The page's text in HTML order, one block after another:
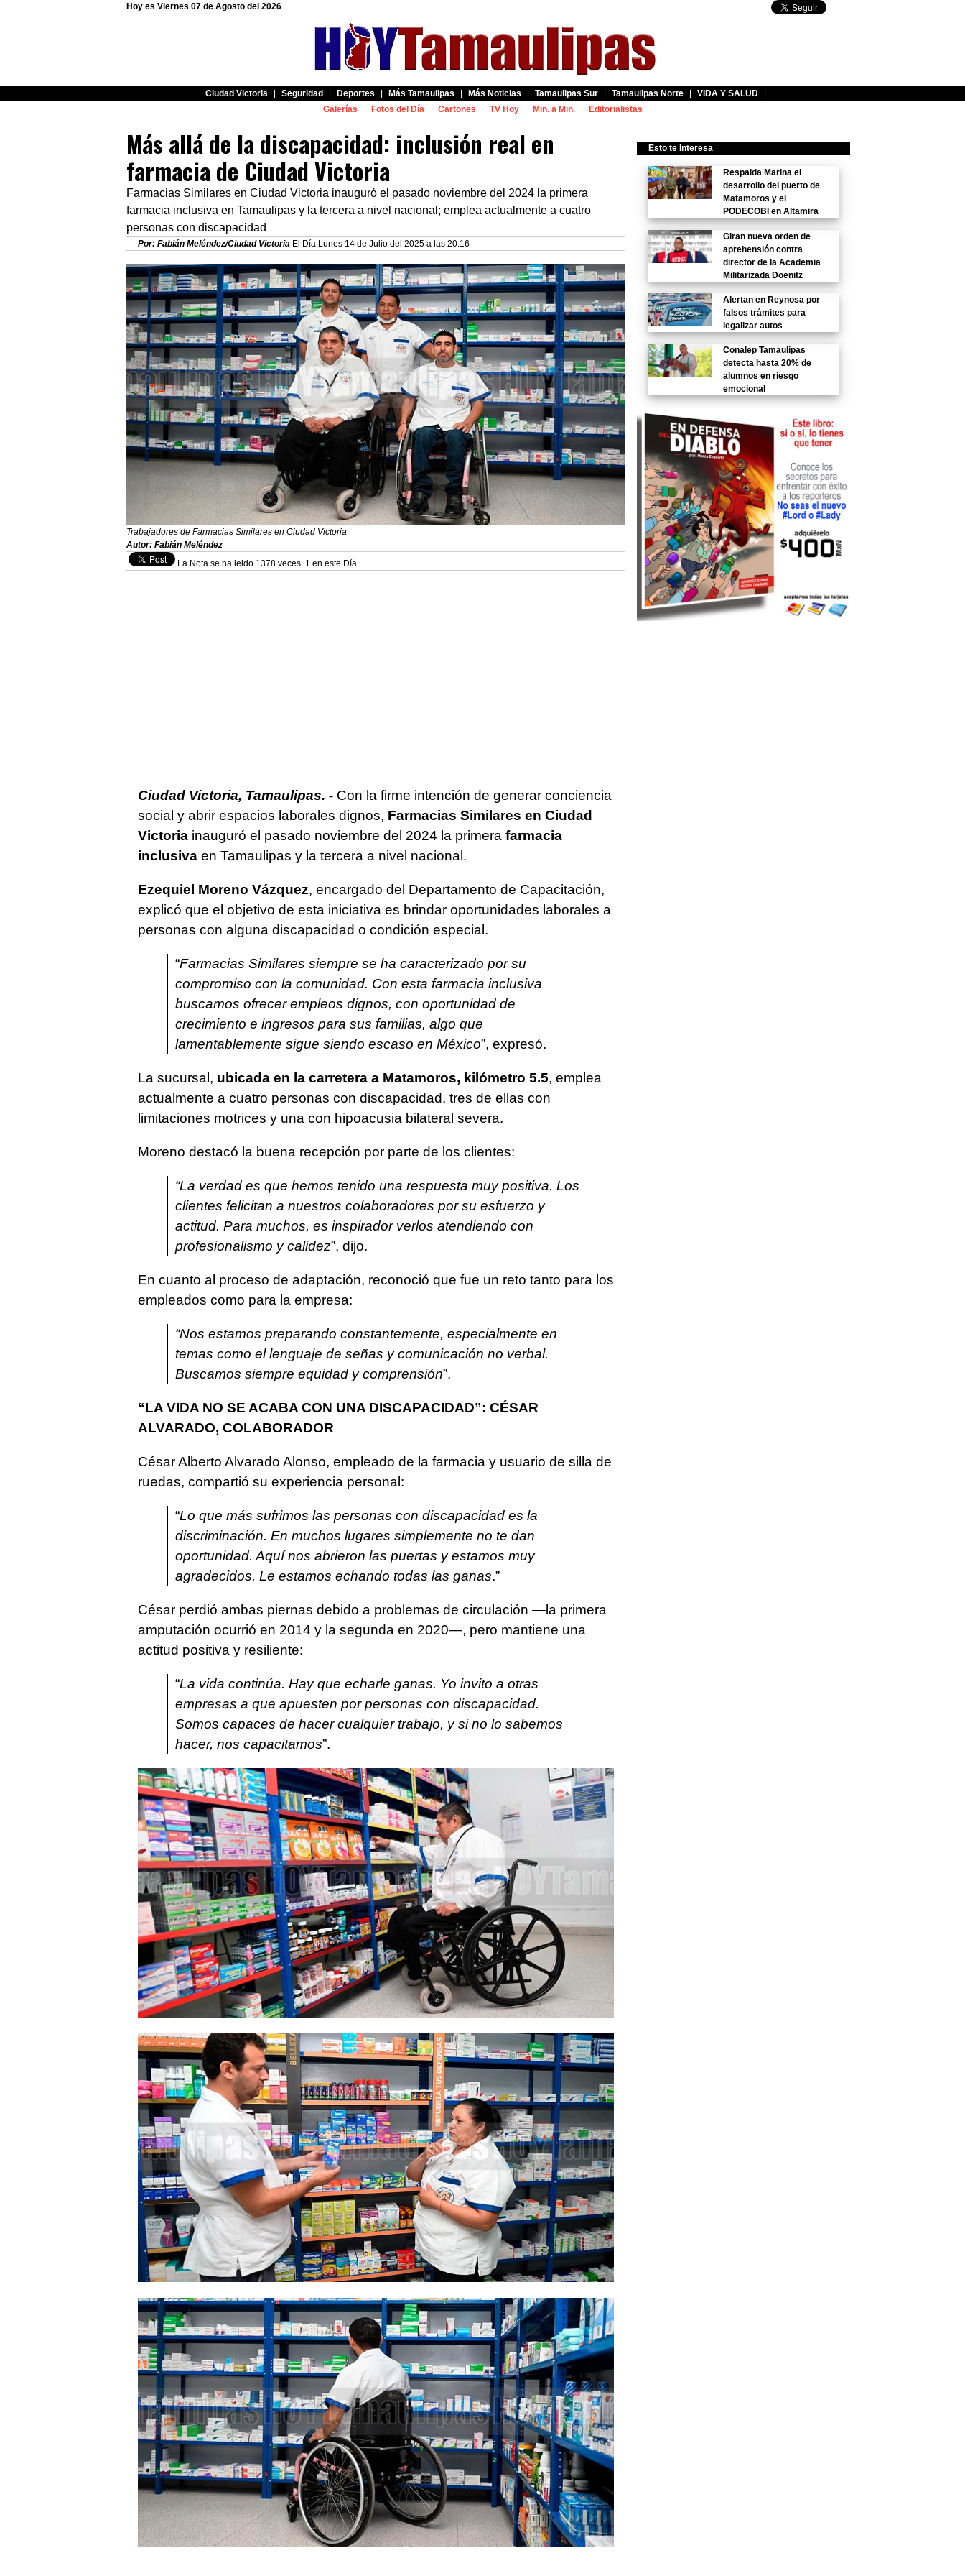
Hoy es Viernes 07 de Agosto del 2026
Ciudad Victoria Seguridad Deportes Más Tamaulipas Más Noticias Tamaulipas Sur Tamaulipas Norte VIDA Y SALUD
Galerías
Fotos del Día Cartones TV Hoy Min. a Min. Editorialistas
Más allá de la discapacidad: inclusión real en
farmacia de Ciudad Victoria
Farmacias Similares en Ciudad Victoria inauguró el pasado noviembre del 2024 la primera
farmacia inclusiva en Tamaulipas y la tercera a nivel nacional; emplea actualmente a cuatro
personas con discapacidad
Por: Fabián Meléndez/Ciudad Victoria El Día Lunes 14 de Julio del 2025 a las 20:16
Trabajadores de Farmacias Similares en Ciudad Victoria
Autor: Fabián Meléndez
La Nota se ha leido 1378 veces. 1 en este Día.
Ciudad Victoria, Tamaulipas. - Con la firme intención de generar conciencia
social y abrir espacios laborales dignos, Farmacias Similares en Ciudad
Victoria inauguró el pasado noviembre del 2024 la primera farmacia
inclusiva en Tamaulipas y la tercera a nivel nacional.
Ezequiel Moreno Vázquez, encargado del Departamento de Capacitación,
explicó que el objetivo de esta iniciativa es brindar oportunidades laborales a
personas con alguna discapacidad o condición especial.
“Farmacias Similares siempre se ha caracterizado por su
compromiso con la comunidad. Con esta farmacia inclusiva
buscamos ofrecer empleos dignos, con oportunidad de
crecimiento e ingresos para sus familias, algo que
lamentablemente sigue siendo escaso en México”, expresó.
La sucursal, ubicada en la carretera a Matamoros, kilómetro 5.5, emplea
actualmente a cuatro personas con discapacidad, tres de ellas con
limitaciones motrices y una con hipoacusia bilateral severa.
Moreno destacó la buena recepción por parte de los clientes:
“La verdad es que hemos tenido una respuesta muy positiva. Los
clientes felicitan a nuestros colaboradores por su esfuerzo y
actitud. Para muchos, es inspirador verlos atendiendo con
profesionalismo y calidez”, dijo.
En cuanto al proceso de adaptación, reconoció que fue un reto tanto para los
empleados como para la empresa:
“Nos estamos preparando constantemente, especialmente en
temas como el lenguaje de señas y comunicación no verbal.
Buscamos siempre equidad y comprensión”.
“LA VIDA NO SE ACABA CON UNA DISCAPACIDAD”: CÉSAR
ALVARADO, COLABORADOR
César Alberto Alvarado Alonso, empleado de la farmacia y usuario de silla de
ruedas, compartió su experiencia personal:
“Lo que más sufrimos las personas con discapacidad es la
discriminación. En muchos lugares simplemente no te dan
oportunidad. Aquí nos abrieron las puertas y estamos muy
agradecidos. Le estamos echando todas las ganas.”
César perdió ambas piernas debido a problemas de circulación —la primera
amputación ocurrió en 2014 y la segunda en 2020—, pero mantiene una
actitud positiva y resiliente:
“La vida continúa. Hay que echarle ganas. Yo invito a otras
empresas a que apuesten por personas con discapacidad.
Somos capaces de hacer cualquier trabajo, y si no lo sabemos
hacer, nos capacitamos”.
Esto te Interesa
Respalda Marina el
desarrollo del puerto de
Matamoros y el
PODECOBI en Altamira
Giran nueva orden de
aprehensión contra
director de la Academia
Militarizada Doenitz
Alertan en Reynosa por
falsos trámites para
legalizar autos
Conalep Tamaulipas
detecta hasta 20% de
alumnos en riesgo
emocional